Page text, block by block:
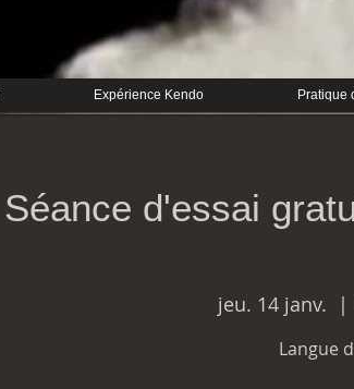
Expérience Kendo Pratique
Séance d'essai
jeu. 14 janv.
  |
Langue